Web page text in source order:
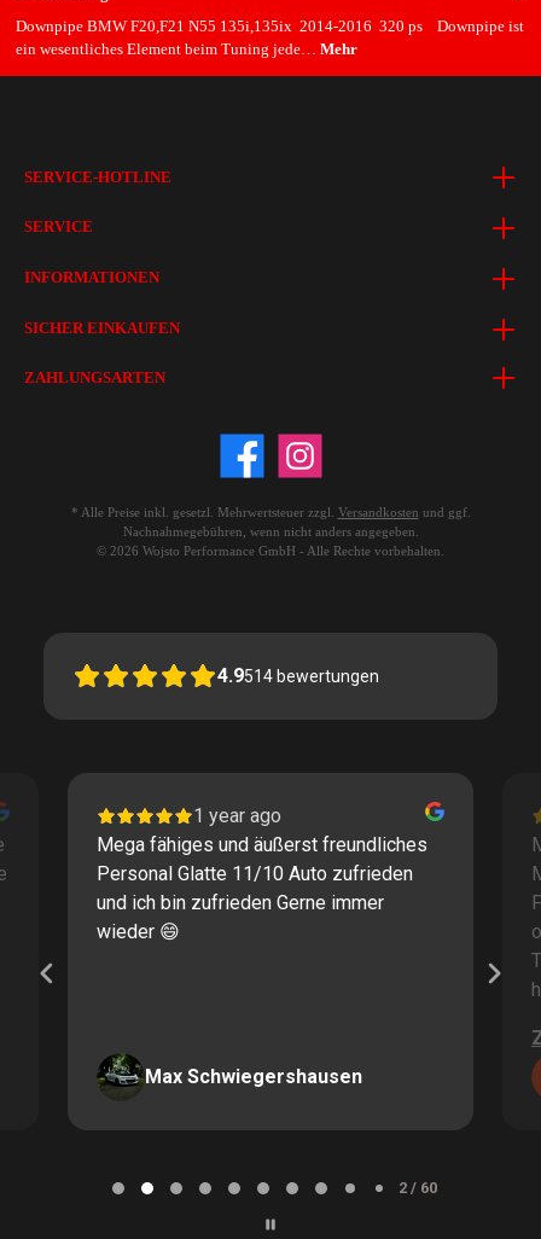
Downpipe BMW F20,F21 N55 135i,135ix 2014-2016 320 ps Downpipe ist
ein wesentliches Element beim Tuning jede… Mehr
SERVICE-HOTLINE
SERVICE
INFORMATIONEN
SICHER EINKAUFEN
ZAHLUNGSARTEN
* Alle Preise inkl. gesetzl. Mehrwertsteuer zzgl. Versandkosten und ggf.
Nachnahmegebühren, wenn nicht anders angegeben.
© 2026 Wojsto Performance GmbH - Alle Rechte vorbehalten.
4.9514 bewertungen
1 year ago
Mega fähiges und äußerst freundliches
Personal Glatte 11/10 Auto zufrieden
und ich bin zufrieden Gerne immer
wieder 😄
Max Schwiegershausen
2 / 60